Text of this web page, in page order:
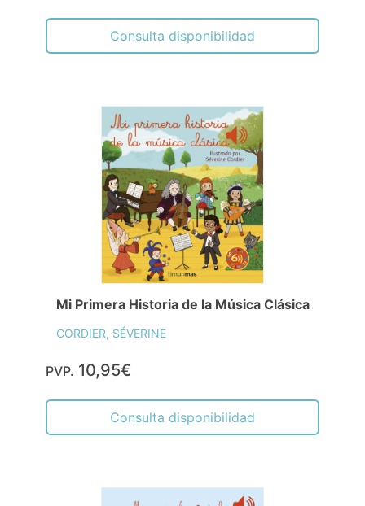
Consulta disponibilidad
Mi Primera Historia de la Música Clásica
CORDIER, SÉVERINE
PVP. 10,95€
Consulta disponibilidad